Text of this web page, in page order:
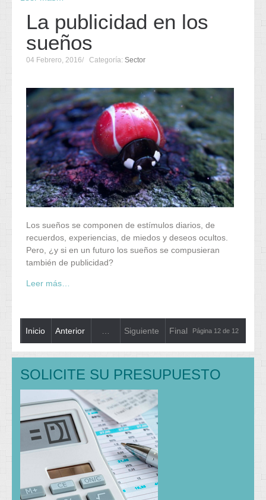
La publicidad en los
sueños
04 Febrero, 2016 Categoría: Sector
Los sueños se componen de estímulos diarios, de
recuerdos, experiencias, de miedos y deseos ocultos.
Pero, ¿y si en un futuro los sueños se compusieran
también de publicidad?
Leer más…
Inicio Anterior Siguiente Final Página 12 de 12
SOLICITE SU PRESUPUESTO